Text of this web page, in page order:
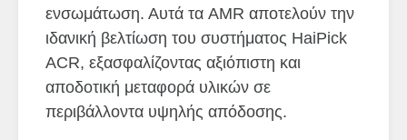
ενσωμάτωση. Αυτά τα AMR αποτελούν την
ιδανική βελτίωση του συστήματος HaiPick
ACR, εξασφαλίζοντας αξιόπιστη και
αποδοτική μεταφορά υλικών σε
περιβάλλοντα υψηλής απόδοσης.